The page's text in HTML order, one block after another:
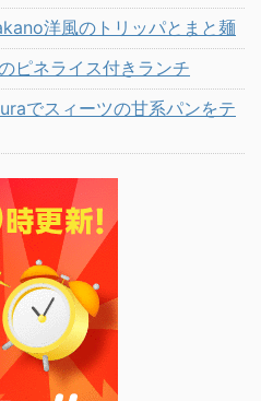
洋風のトリッパとまと麺
ピネライス付きランチ
でスィーツの甘系パンをテ